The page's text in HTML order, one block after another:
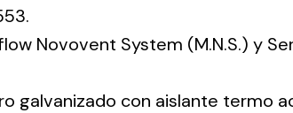
Novovent System (M.N.S.) y
galvanizado con aislante termo